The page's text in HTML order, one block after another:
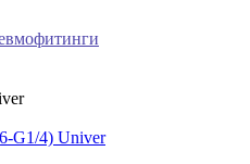
G1/4) Univer